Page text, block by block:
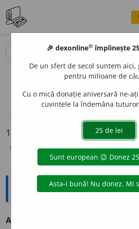
sinteza definițiilor (1) definiții (12)
12 definiții pentru ataraxie
explicative DEX(9) ortografice DOOM
Explicative DEX
ATARAX
)
🎉 dexonline® împlinește
De un sfert de secol suntem
pentru milioane de
Cu o mică donație aniversară ne-
cuvintele la îndemâna